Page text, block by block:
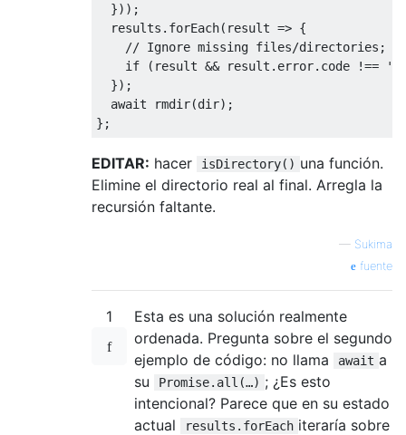
}));
  results
. forEach( result => {
// Ignore missing files/directories;
if
( result && result . error. code !==
});
await rmdir(dir);
};
EDITAR: hacer isDirectory() una función.
Elimine el directorio real al final. Arregla la
recursión faltante.
— Sukima
fuente
1
Esta es una solución realmente
ordenada. Pregunta sobre el segundo
ejemplo de código: no llama
await a
su
Promise.all(…) ; ¿Es esto
intencional? Parece que en su estado
actual
results.forEach iteraría sobre